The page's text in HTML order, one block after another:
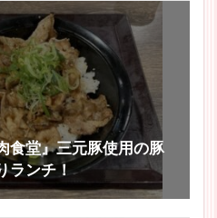
食堂』三元豚使用の豚
ランチ！